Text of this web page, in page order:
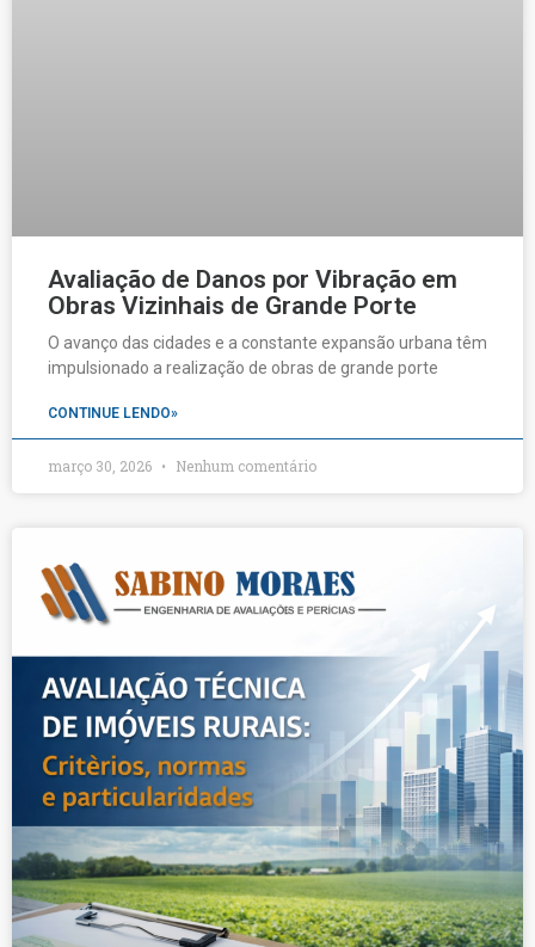
Avaliação de Danos por Vibração em
Obras Vizinhais de Grande Porte
O avanço das cidades e a constante expansão urbana têm
impulsionado a realização de obras de grande porte
CONTINUE LENDO»
março 30, 2026 Nenhum comentário